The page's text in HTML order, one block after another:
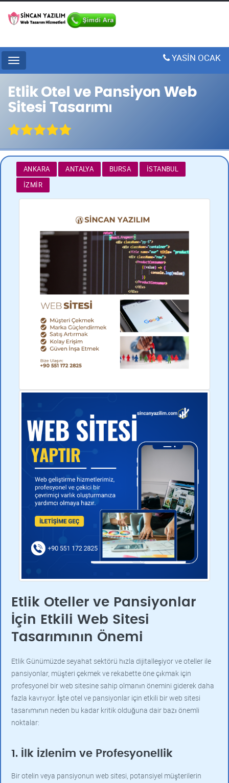
Menu YASİN OCAK
Etlik Otel ve Pansiyon Web
Sitesi Tasarımı
ANKARA ANTALYA BURSA
İSTANBUL
İZMIR
Etlik Oteller ve Pansiyonlar
İçin Etkili Web Sitesi
Tasarımının Önemi
Etlik Günümüzde seyahat sektörü hızla dijitalleşiyor ve oteller ile
pansiyonlar, müşteri çekmek ve rekabette öne çıkmak için
profesyonel bir web sitesine sahip olmanın önemini giderek daha
fazla kavrıyor. İşte otel ve pansiyonlar için etkili bir web sitesi
tasarımının neden bu kadar kritik olduğuna dair bazı önemli
noktalar:
1. İlk İzlenim ve Profesyonellik
Bir otelin veya pansiyonun web sitesi, potansiyel müşterilerin